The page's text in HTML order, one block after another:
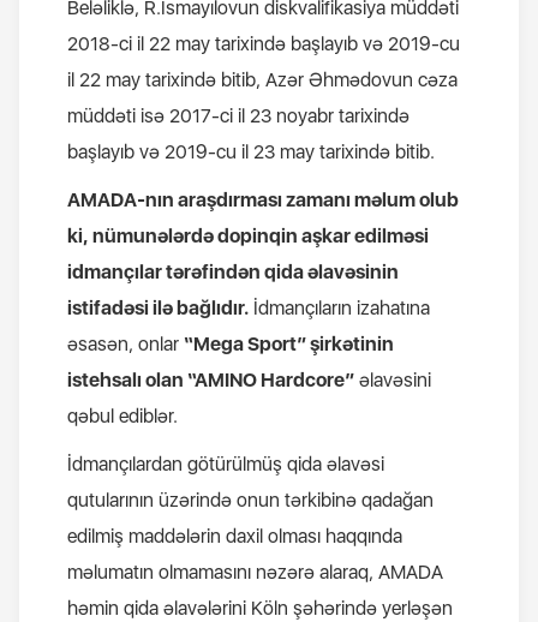
Beləliklə, R.İsmayılovun diskvalifikasiya müddəti
2018-ci il 22 may tarixində başlayıb və 2019-cu
il 22 may tarixində bitib, Azər Əhmədovun cəza
müddəti isə 2017-ci il 23 noyabr tarixində
başlayıb və 2019-cu il 23 may tarixində bitib.
AMADA-nın araşdırması zamanı məlum olub
ki, nümunələrdə dopinqin aşkar edilməsi
idmançılar tərəfindən qida əlavəsinin
istifadəsi ilə bağlıdır. İdmançıların izahatına
əsasən, onlar “Mega Sport” şirkətinin
istehsalı olan “AMINO Hardcore” əlavəsini
qəbul ediblər.
İdmançılardan götürülmüş qida əlavəsi
qutularının üzərində onun tərkibinə qadağan
edilmiş maddələrin daxil olması haqqında
məlumatın olmamasını nəzərə alaraq, AMADA
həmin qida əlavələrini Köln şəhərində yerləşən